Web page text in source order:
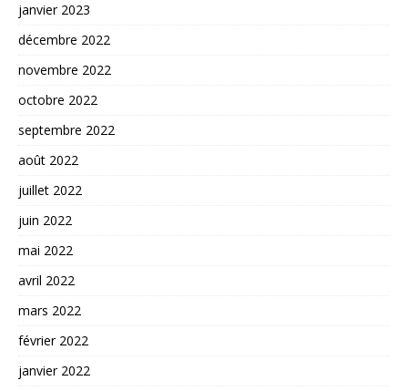
janvier 2023
décembre 2022
novembre 2022
octobre 2022
septembre 2022
août 2022
juillet 2022
juin 2022
mai 2022
avril 2022
mars 2022
février 2022
janvier 2022